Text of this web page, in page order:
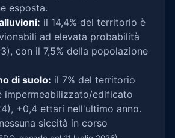
esposta.
il 14,4% del territorio è
ad elevata probabilità
con il 7,5% della popolazione
di suolo: il 7% del territorio
impermeabilizzato/edificato
+0,4 ettari nell'ultimo anno.
nessuna siccità in corso